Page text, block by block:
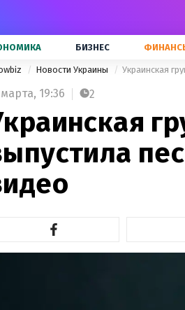
БИЗНЕС
Новости Украины Украинская
марта, 19:36 2